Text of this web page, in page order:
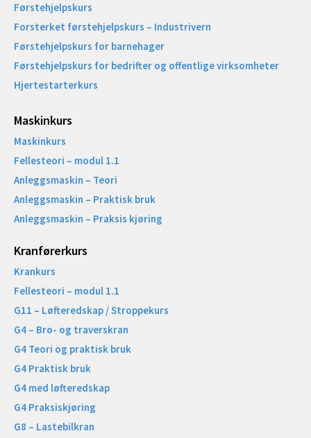
Førstehjelpskurs
Forsterket førstehjelpskurs – Industrivern
Førstehjelpskurs for barnehager
Førstehjelpskurs for bedrifter og offentlige virksomheter
Hjertestarterkurs
Maskinkurs
Maskinkurs
Fellesteori – modul 1.1
Anleggsmaskin – Teori
Anleggsmaskin – Praktisk bruk
Anleggsmaskin – Praksis kjøring
Kranførerkurs
Krankurs
Fellesteori – modul 1.1
G11 – Løfteredskap / Stroppekurs
G4 – Bro- og traverskran
G4 Teori og praktisk bruk
G4 Praktisk bruk
G4 med løfteredskap
G4 Praksiskjøring
G8 – Lastebilkran